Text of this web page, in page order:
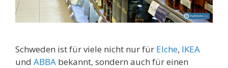
Schweden ist für viele nicht nur für Elche, IKEA
und ABBA bekannt, sondern auch für einen